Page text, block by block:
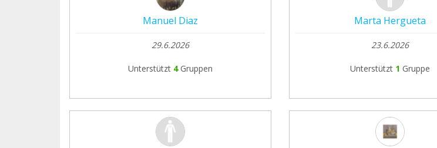
Manuel Diaz
29.6.2026
Unterstützt 4 Gruppen
Marta Hergueta
23.6.2026
Unterstützt 1 Gruppe